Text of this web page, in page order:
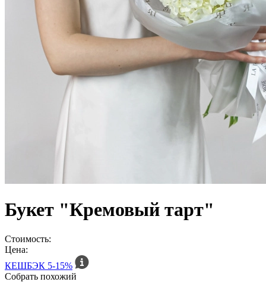
Букет "Кремовый тарт"
Стоимость:
Цена:
КЕШБЭК 5-15%
Собрать похожий